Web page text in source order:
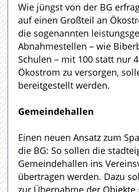
Wie jüngst von der BG
auf einen Großteil an
die sogenannten
Abnahmestellen – wie
Schulen – mit 100 statt nur
Ökostrom zu versorgen,
bereitgestellt werden.
Gemeindehallen
Einen neuen Ansatz zum
die BG: So sollen die
Gemeindehallen ins
übertragen werden. Dazu
zur Übernahme der